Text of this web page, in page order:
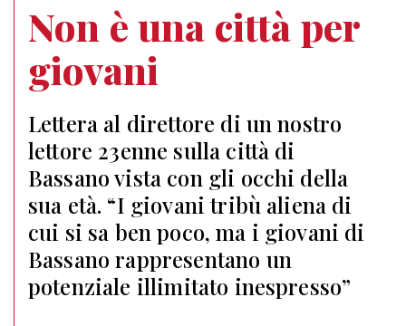
Non è una città per
giovani
Lettera al direttore di un nostro
lettore 23enne sulla città di
Bassano vista con gli occhi della
sua età. “I giovani tribù aliena di
cui si sa ben poco, ma i giovani di
Bassano rappresentano un
potenziale illimitato inespresso”